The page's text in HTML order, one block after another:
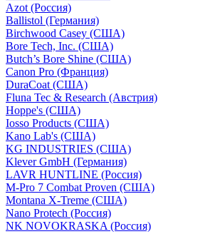
Azot (Россия)
Ballistol (Германия)
Birchwood Casey (США)
Bore Tech, Inc. (США)
Butch’s Bore Shine (СШA)
Canon Pro (Франция)
DuraCoat (США)
Fluna Tec & Research (Австрия)
Hoppe's (США)
Iosso Products (США)
Kano Lab's (США)
KG INDUSTRIES (США)
Klever GmbH (Германия)
LAVR HUNTLINE (Россия)
M-Pro 7 Combat Proven (СШA)
Montana X-Treme (США)
Nano Protech (Россия)
NK NOVOKRASKA (Россия)